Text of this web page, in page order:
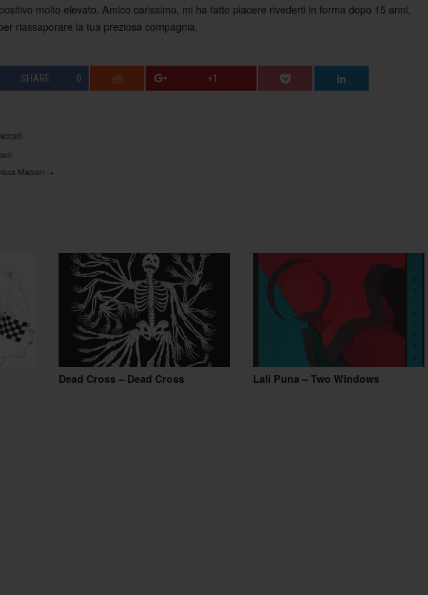
molto elevato. Amico carissimo, mi ha fatto piacere rivederti in forma dopo 15 anni,
riassaporare la tua preziosa compagnia.
SHARE 0 +1
Maccari →
Dead Cross – Dead Cross Lali Puna – Two Windows